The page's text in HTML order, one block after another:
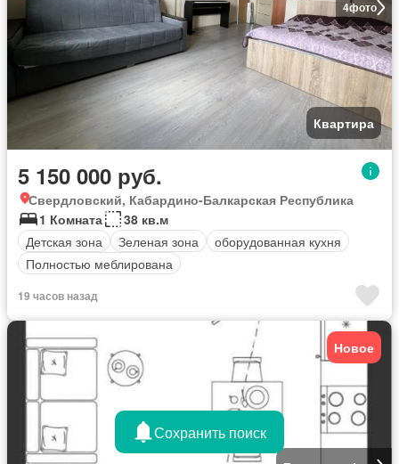
4фото
Квартира
5 150 000 руб.
Свердловский, Кабардино-Балкарская Республика
1 Комната
38 кв.м
Детская зона
Зеленая зона
оборудованная кухня
Полностью меблирована
19 часов назад
Новое
Сохранить поиск